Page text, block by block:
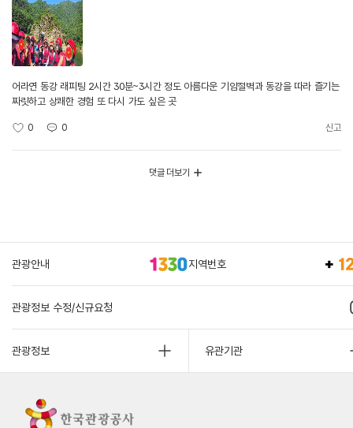
어라연 동강 래피팅 2시간 30분~3시간 정도 아름다운 기암절벽과 동강을 따라 즐기는
짜릿하고 상쾌한 경험 또 다시 가도 싶은 곳
0 0 신고
댓글 더보기
관광안내 지역번호
관광정보 수정/신규요청
관광정보 유관기관